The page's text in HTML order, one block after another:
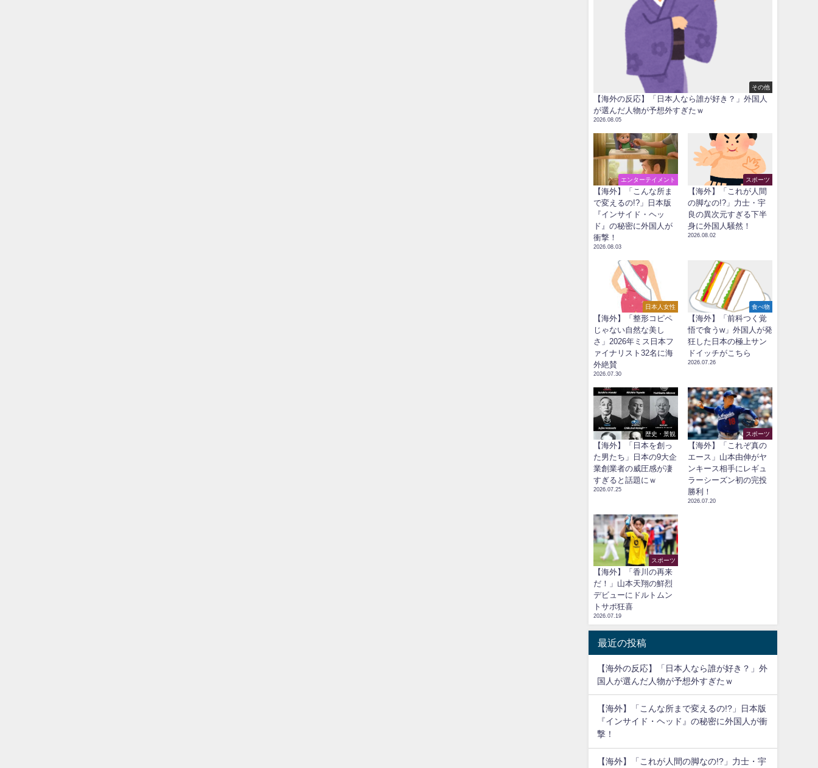
その他
【海外の反応】「日本人なら誰が好き？」外国人
が選んだ人物が予想外すぎたｗ
2026.08.05
エンターテイメント
【海外】「こんな所ま
で変えるの!?」日本版
『インサイド・ヘッ
ド』の秘密に外国人が
衝撃！
2026.08.03
スポーツ
【海外】「これが人間
の脚なの!?」力士・宇
良の異次元すぎる下半
身に外国人騒然！
2026.08.02
日本人女性
【海外】「整形コピペ
じゃない自然な美し
さ」2026年ミス日本フ
ァイナリスト32名に海
外絶賛
2026.07.30
食べ物
【海外】「前科つく覚
悟で食うw」外国人が発
狂した日本の極上サン
ドイッチがこちら
2026.07.26
歴史・景観
【海外】「日本を創っ
た男たち」日本の9大企
業創業者の威圧感が凄
すぎると話題にｗ
2026.07.25
スポーツ
【海外】「これぞ真の
エース」山本由伸がヤ
ンキース相手にレギュ
ラーシーズン初の完投
勝利！
2026.07.20
スポーツ
【海外】「香川の再来
だ！」山本天翔の鮮烈
デビューにドルトムン
トサポ狂喜
2026.07.19
最近の投稿
【海外の反応】「日本人なら誰が好き？」外
国人が選んだ人物が予想外すぎたｗ
【海外】「こんな所まで変えるの!?」日本版
『インサイド・ヘッド』の秘密に外国人が衝
撃！
【海外】「これが人間の脚なの!?」力士・宇